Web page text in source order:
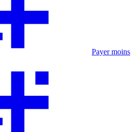
Payer moins